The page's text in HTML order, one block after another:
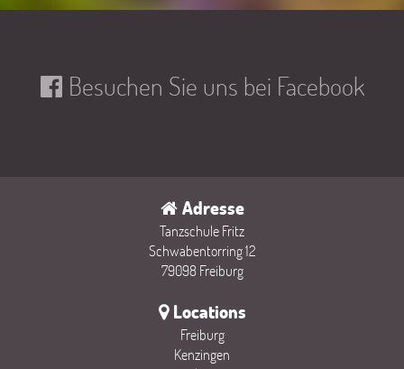
Besuchen Sie uns bei Facebook
Adresse
Tanzschule Fritz
Schwabentorring 12
79098 Freiburg
Locations
Freiburg
Kenzingen